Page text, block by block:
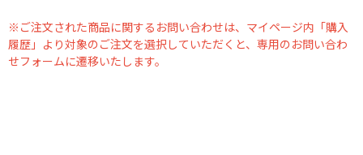
※ご注文された商品に関するお問い合わせは、マイページ内「購入
履歴」より対象のご注文を選択していただくと、専用のお問い合わ
せフォームに遷移いたします。